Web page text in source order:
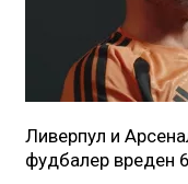
Ливерпул и
фудбалер вреден